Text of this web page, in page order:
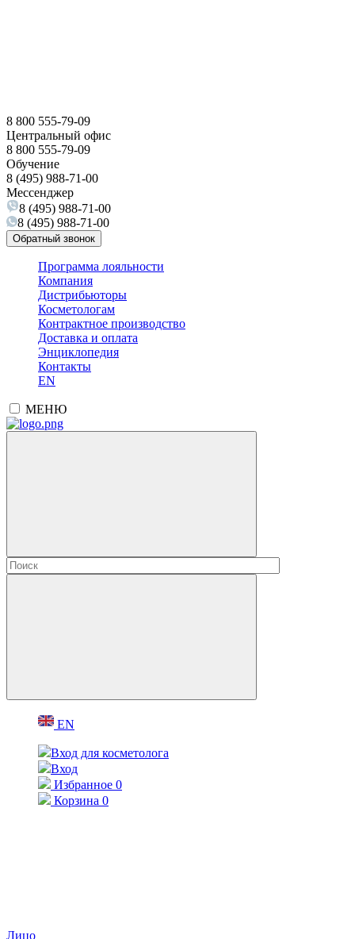
8 800 555-79-09
Центральный офис
8 800 555-79-09
Обучение
8 (495) 988-71-00
Мессенджер
8 (495) 988-71-00
8 (495) 988-71-00
Обратный звонок
Программа лояльности
Компания
Дистрибьюторы
Косметологам
Контрактное производство
Доставка и оплата
Энциклопедия
Контакты
EN
МЕНЮ
EN
Вход для косметолога
Вход
Избранное 0
Корзина 0
Лицо